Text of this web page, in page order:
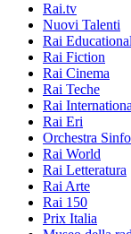
Rai.tv
Nuovi Talenti
Rai Educational
Rai Fiction
Rai Cinema
Rai Teche
Rai
Rai Eri
Orchestra
Rai World
Rai Letteratura
Rai Arte
Rai 150
Prix Italia